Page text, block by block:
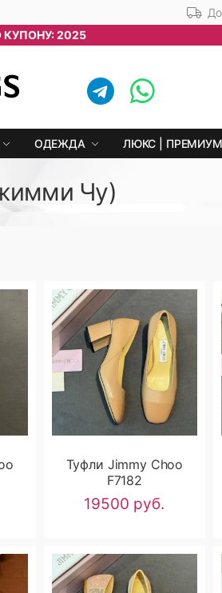
КУПОНУ: 2025
ОДЕЖДА ЛЮКС | ПРЕМИУМ
Чу)
Туфли Jimmy Choo
F7182
19500 руб.